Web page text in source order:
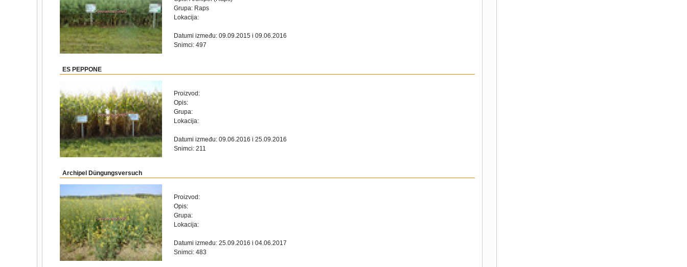
Grupa: Raps
Lokacija:
Datumi između: 09.09.2015 i 09.06.2016
Snimci: 497
ES PEPPONE
Proizvod:
Opis:
Grupa:
Lokacija:
Datumi između: 09.06.2016 i 25.09.2016
Snimci: 211
Archipel Düngungsversuch
Proizvod:
Opis:
Grupa:
Lokacija:
Datumi između: 25.09.2016 i 04.06.2017
Snimci: 483